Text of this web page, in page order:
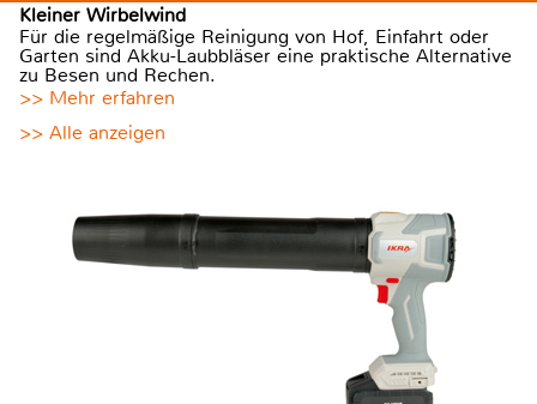
Kleiner Wirbelwind
Für die regelmäßige Reinigung von Hof, Einfahrt oder
Garten sind Akku-Laubbläser eine praktische Alternative
zu Besen und Rechen.
>> Mehr erfahren
>> Alle anzeigen